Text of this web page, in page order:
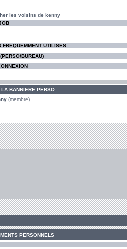
les voisins de kenny
FREQUEMMENT UTILISES
BUREAU)
BANNIERE PERSO
(membre)
PERSONNELS